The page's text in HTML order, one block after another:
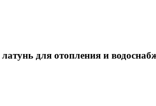
для отопления и